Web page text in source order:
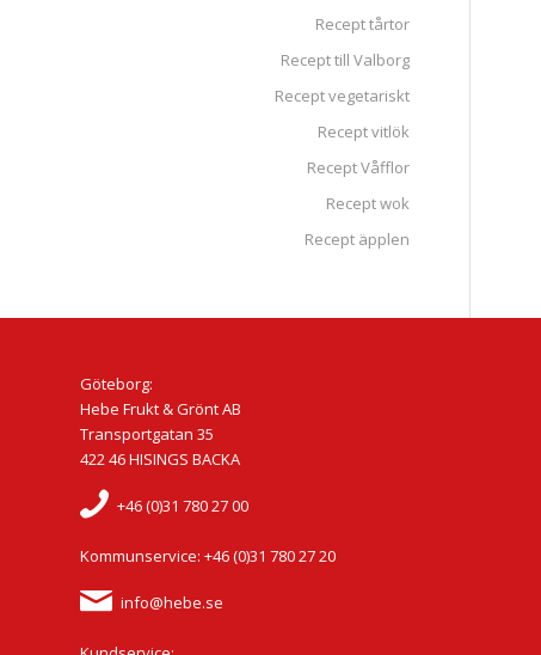
Recept tårtor
Recept till Valborg
Recept vegetariskt
Recept vitlök
Recept Våfflor
Recept wok
Recept äpplen
Göteborg:
Hebe Frukt & Grönt AB
Transportgatan 35
422 46 HISINGS BACKA
+46 (0)31 780 27 00
Kommunservice: +46 (0)31 780 27 20
info@hebe.se